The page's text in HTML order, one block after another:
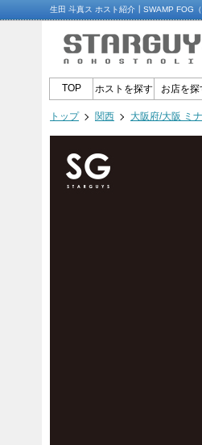
生田 斗真ス ホスト紹介┃SWAMP FOG
TOP ホストを探す お店を探
トップ 関西 大阪府/大阪 ミナ